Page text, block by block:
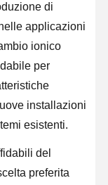
di
applicazioni
ionico
per
installazioni
esistenti.
del
preferita